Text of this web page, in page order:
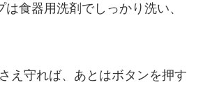
食器用洗剤でしっかり洗い、
え守れば、あとはボタンを押す